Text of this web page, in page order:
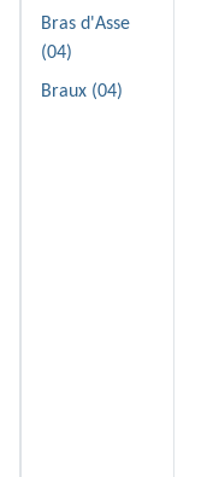
Bras d'Asse
(04)
Braux (04)